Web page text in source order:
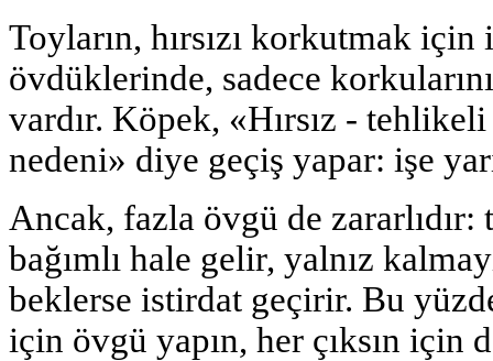
Toyların, hırsızı korkutmak
övdüklerinde, sadece
vardır. Köpek, «Hırsız -
nedeni» diye geçiş yapar: işe
Ancak, fazla övgü de zararlıdır:
bağımlı hale gelir, yalnız
beklerse istirdat geçirir. Bu
için övgü yapın, her çıksın için